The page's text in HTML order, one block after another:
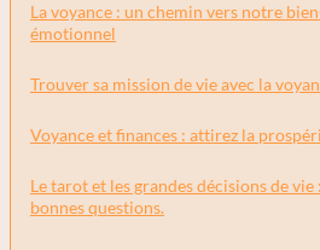
La voyance : un chemin vers notre
émotionnel
Trouver sa mission de vie avec la
Voyance et finances : attirez la
Le tarot et les grandes décisions de
bonnes questions.